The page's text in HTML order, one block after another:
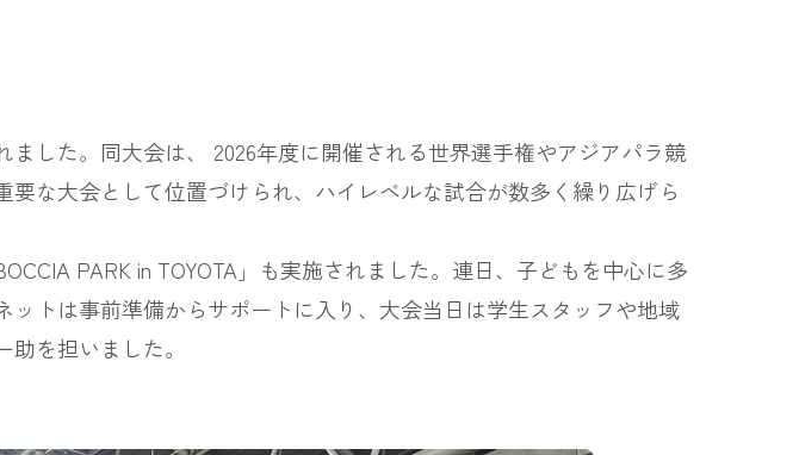
した。同大会は、 2026年度に開催される世界選手権やアジアパラ競
な大会として位置づけられ、ハイレベルな試合が数多く繰り広げら
PARK in TOYOTA」も実施されました。連日、子どもを中心に多
トは事前準備からサポートに入り、大会当日は学生スタッフや地域
を担いました。